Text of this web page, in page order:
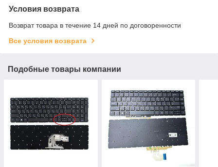
Условия возврата
Возврат товара в течение 14 дней по договоренности
Все условия возврата
Подобные товары компании